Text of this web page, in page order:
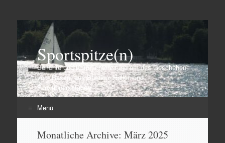
Sportspitze(n)
Berichte und Kommentare rund um das Geschehen
vom Rasen, aus Stadien, Hallen und
Funktionärsetagen
Menü
InhaltMonatliche Archive: März 2025